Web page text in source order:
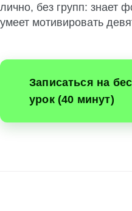
лично, без групп: знает
умеет мотивировать
Записаться на
урок (40 минут)